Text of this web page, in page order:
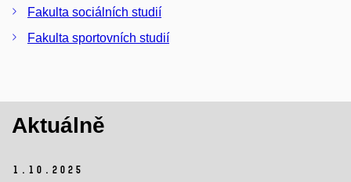
Fakulta sociálních studií
Fakulta sportovních studií
Aktuálně
1. 10. 2025